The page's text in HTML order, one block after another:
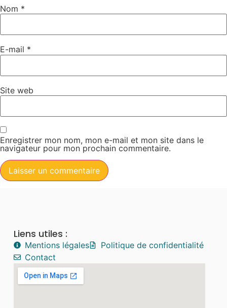
Nom *
E-mail *
Site web
Enregistrer mon nom, mon e-mail et mon site dans le
navigateur pour mon prochain commentaire.
Liens utiles :
Mentions légales
Politique de confidentialité
Contact